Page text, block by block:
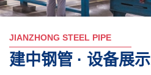
JIANZHONG STEEL PIPE
建中钢管 · 设备展示